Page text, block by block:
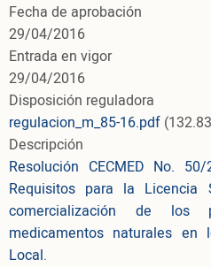
Fecha de aprobación
29/04/2016
Entrada en vigor
29/04/2016
Disposición reguladora
regulacion_m_85-16.pdf
Descripción
Resolución CECMED No. 50/
Requisitos para la Licencia
comercialización de los
medicamentos naturales en
Local.